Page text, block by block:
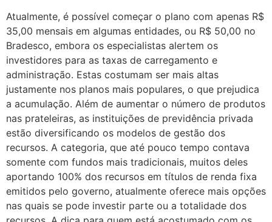
Atualmente, é possível começar o plano com apenas R$
35,00 mensais em algumas entidades, ou R$ 50,00 no
Bradesco, embora os especialistas alertem os
investidores para as taxas de carregamento e
administração. Estas costumam ser mais altas
justamente nos planos mais populares, o que prejudica
a acumulação. Além de aumentar o número de produtos
nas prateleiras, as instituições de previdência privada
estão diversificando os modelos de gestão dos
recursos. A categoria, que até pouco tempo contava
somente com fundos mais tradicionais, muitos deles
aportando 100% dos recursos em títulos de renda fixa
emitidos pelo governo, atualmente oferece mais opções
nas quais se pode investir parte ou a totalidade dos